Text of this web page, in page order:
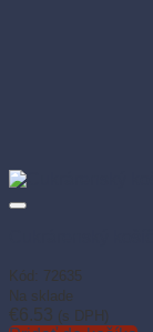
Kód: 72635
Na sklade
€6.53 (s DPH)